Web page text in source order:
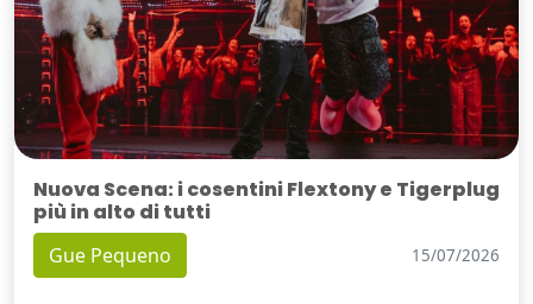
Nuova Scena: i cosentini Flextony e Tigerplug
più in alto di tutti
Gue Pequeno 15/07/2026